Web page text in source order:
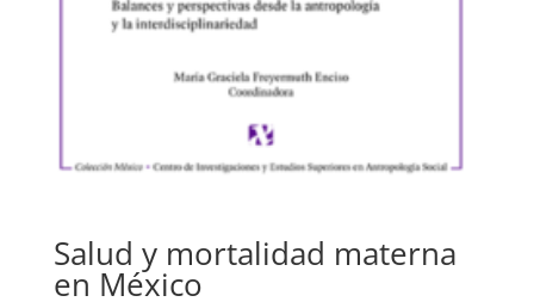
Salud y mortalidad materna
en México